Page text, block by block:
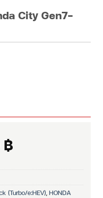
City Gen7-
.
฿Current
is:
2,200 ฿.
(Turbo/e:HEV), HONDA